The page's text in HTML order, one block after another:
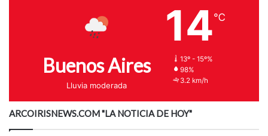
Buenos Aires
Lluvia moderada
14℃
13º - 15º%
98%
3.2 km/h
ARCOIRISNEWS.COM "LA NOTICIA DE HOY"